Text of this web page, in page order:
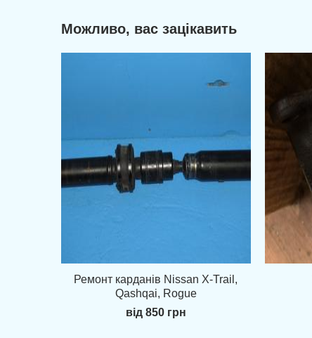
Можливо, вас зацікавить
Ремонт карданів Nissan X-Trail,
Qashqai, Rogue
від 850 грн